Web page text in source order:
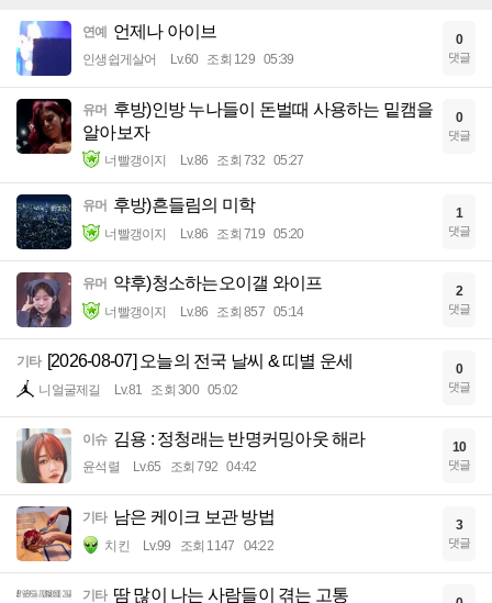
연예 언제나 아이브
인생쉽게살어 Lv.60 조회 129 05:39
0
댓글
유머 후방)인방 누나들이 돈벌때 사용하는 밑캠을
알아보자
너빨갱이지 Lv.86 조회 732 05:27
0
댓글
유머 후방)흔들림의 미학
너빨갱이지 Lv.86 조회 719 05:20
1
댓글
유머 약후)청소하는오이갤 와이프
너빨갱이지 Lv.86 조회 857 05:14
2
댓글
기타 [2026-08-07] 오늘의 전국 날씨 & 띠별 운세
니얼굴제길 Lv.81 조회 300 05:02
0
댓글
이슈 김용 : 정청래는 반명커밍아웃 해라
윤석렬 Lv.65 조회 792 04:42
10
댓글
기타 남은 케이크 보관 방법
치킨 Lv.99 조회 1147 04:22
3
댓글
기타 땀 많이 나는 사람들이 겪는 고통